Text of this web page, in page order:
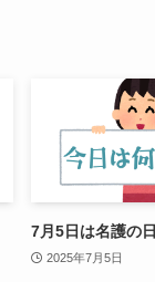
7月5日は名護の日
2025年7月5日